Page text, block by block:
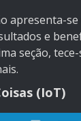
apresenta-se
e
seção, tece-
(IoT)